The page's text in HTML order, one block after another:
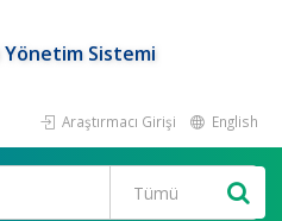
Sistemi
Araştırmacı Girişi English